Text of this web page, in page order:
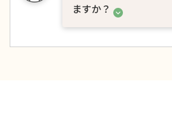
沼ノ端駅
ますか？